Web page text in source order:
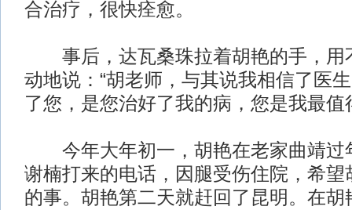
合治疗，很快痊愈。
事后，达瓦桑珠拉着胡艳的手，用
动地说：“胡老师，与其说我相信了医
了您，是您治好了我的病，您是我最值
今年大年初一，胡艳在老家曲靖过
谢楠打来的电话，因腿受伤住院，希望
的事。胡艳第二天就赶回了昆明。在胡